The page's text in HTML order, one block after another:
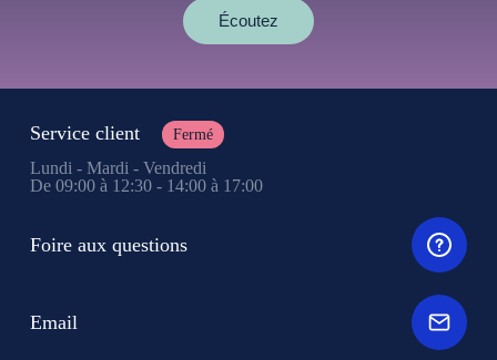
Écoutez
Service client Fermé
Lundi - Mardi - Vendredi
De 09:00 à 12:30 - 14:00 à 17:00
Foire aux questions
Email